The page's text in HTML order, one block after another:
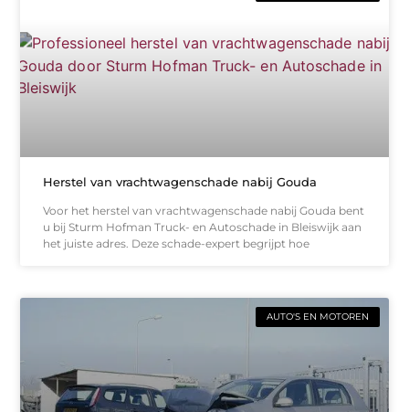
Herstel van vrachtwagenschade nabij Gouda
Voor het herstel van vrachtwagenschade nabij Gouda bent
u bij Sturm Hofman Truck- en Autoschade in Bleiswijk aan
het juiste adres. Deze schade-expert begrijpt hoe
AUTO'S EN MOTOREN